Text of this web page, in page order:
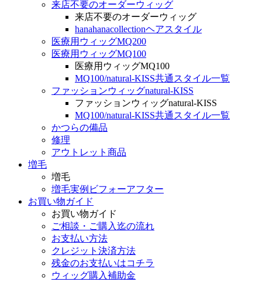
来店不要のオーダーウィッグ
来店不要のオーダーウィッグ
hanahanacollectionヘアスタイル
医療用ウィッグMQ200
医療用ウィッグMQ100
医療用ウィッグMQ100
MQ100/natural-KISS共通スタイル一覧
ファッションウィッグnatural-KISS
ファッションウィッグnatural-KISS
MQ100/natural-KISS共通スタイル一覧
かつらの備品
修理
アウトレット商品
増毛
増毛
増毛実例ビフォーアフター
お買い物ガイド
お買い物ガイド
ご相談・ご購入迄の流れ
お支払い方法
クレジット決済方法
残金のお支払いはコチラ
ウィッグ購入補助金